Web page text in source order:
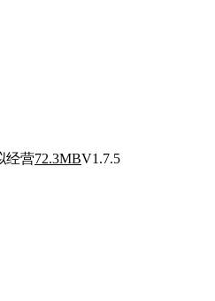
经营72.3MBV1.7.5